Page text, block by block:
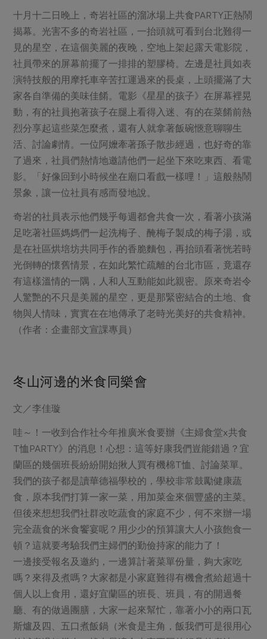
十月十二日晚上，奇岩社區的溜冰場上共食PARTY正熱鬧
揭幕。光害不多的奇岩社區，一抬頭就可看到台北難得一
見的星空，在這個美麗的夜晚，空地上架起露天電影院，
社員帶來的屏幕前擺了一排排的塑膠椅。左邊是社員如表
演特技般的用摩托車辛苦扛運過來的長桌，上頭擺滿了大
家各自準備的美味佳餚。電影《星星的孩子》在屏幕裡晃
動，有的社員抱著孩子在腿上看得入迷、有的在菜餚前熱
烈分享起這些菜怎麼煮，還有人就拿著飯碗愜意聊聊生
活、討論劇情。一位阿嬤牽著孫子散步經過，也好奇的靠
了過來，社員們熱情地邀請他們一起坐下來吃東西、看電
影。「好像回到小時候坐在廟口看戲一樣哩！」這般熱鬧
景象，讓一位社員有感而發地說。
奇岩的社員表示他們幾乎每週都會共食一次，看著小孩滿
足吃著社區媽媽們一起洗梅子、醃梅子製成的梅子湯，或
是在社區烘培坊共同手作的香脆麵包，再抬頭看著恍若時
光倒轉的懷舊情景，在如此繁忙疏離的台北市區，竟還存
有這樣溫情的一隅，人和人互動能如此親密。原來奇岩令
人驚艷的不只是美麗的星空，更是那緊密結合的土地、食
物與人情味，實實在在地傳承了老時光美好的共食精神。
（作者：企畫部文宣課專員）
冬山河邊的米食同樂會
文／李佳璇
哇～！一收到合作社今年推廣米食要辦《主婦食堂x共食
T恤PARTY》的消息！心想：這等好康我們豈能錯過？宜
蘭區的幾個班長紛紛開始揪人買有機棉T恤、討論菜單。
我們的孩子都是讀華德福學校的，學校非常鼓勵健康蔬
食，原本我們打算一家一菜，用加菜金來個豐盛的主菜。
但後來想想我們社群改吃蔬食的家庭不少，何不來辦一場
完全蔬食的米食饗宴呢？用少少的預算讓大人小孩飽食一
頓？這就要考驗我們主婦們的勤儉持家的能力了！
一邊接受報名及邀約，一邊算計著菜單份量，夠大家吃
嗎？來得及煮嗎？大家都是小家庭難得有機會煮給超過十
個人以上食用，還好宜蘭區的班長、班員，有的開過餐
廳、有的做過團膳，大家一起來幫忙，靠著小小的兩口瓦
斯爐及四、五口煮飯鍋（米食是主角，飯我們可是很用心